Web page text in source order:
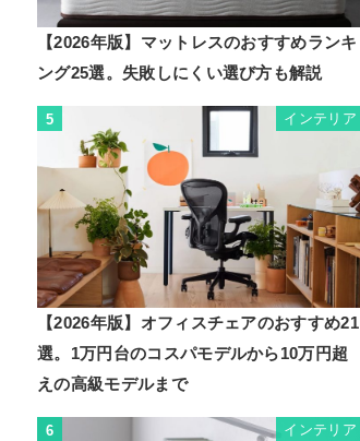
【2026年版】マットレスのおすすめランキ
ング25選。失敗しにくい選び方も解説
5 インテリア
【2026年版】オフィスチェアのおすすめ21
選。1万円台のコスパモデルから10万円超
えの高級モデルまで
6 インテリア